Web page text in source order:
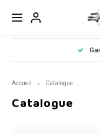
Accueil Catalogue
Catalogue